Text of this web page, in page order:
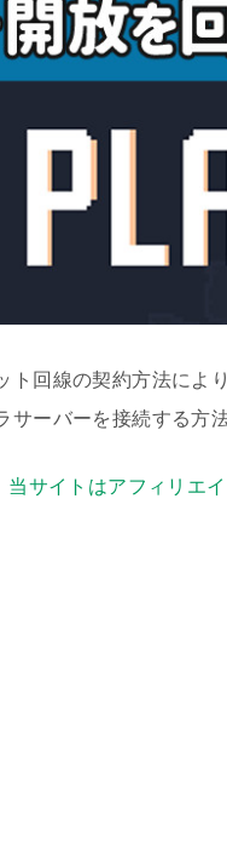
ト回線の契約方法によ
サーバーを接続する方
当サイトはアフィリエ